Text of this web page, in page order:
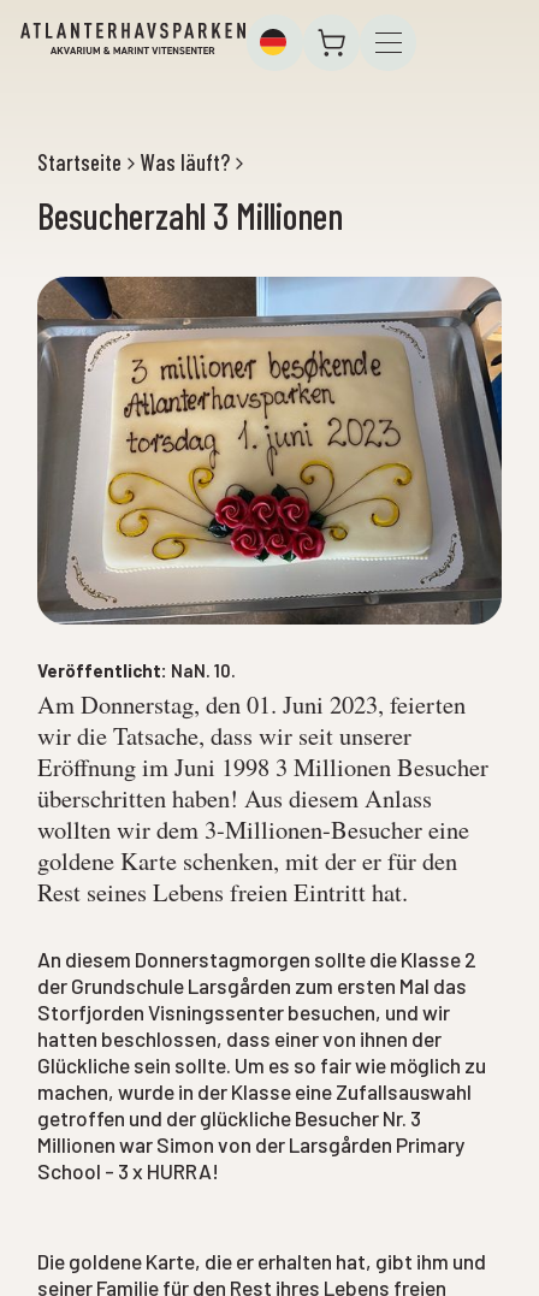
Startseite Was läuft?
Besucherzahl 3 Millionen
Veröffentlicht: NaN. 10.
Am Donnerstag, den 01. Juni 2023, feierten
wir die Tatsache, dass wir seit unserer
Eröffnung im Juni 1998 3 Millionen Besucher
überschritten haben! Aus diesem Anlass
wollten wir dem 3-Millionen-Besucher eine
goldene Karte schenken, mit der er für den
Rest seines Lebens freien Eintritt hat.
An diesem Donnerstagmorgen sollte die Klasse 2
der Grundschule Larsgården zum ersten Mal das
Storfjorden Visningssenter besuchen, und wir
hatten beschlossen, dass einer von ihnen der
Glückliche sein sollte. Um es so fair wie möglich zu
machen, wurde in der Klasse eine Zufallsauswahl
getroffen und der glückliche Besucher Nr. 3
Millionen war Simon von der Larsgården Primary
School - 3 x HURRA!
Die goldene Karte, die er erhalten hat, gibt ihm und
seiner Familie für den Rest ihres Lebens freien